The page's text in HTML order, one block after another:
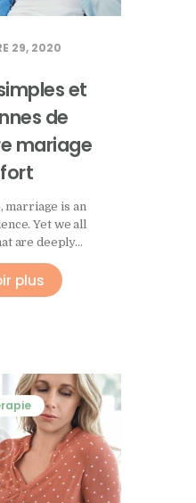
29, 2020
et
de
mariage
marriage is an
Yet we all
are deeply…
plus